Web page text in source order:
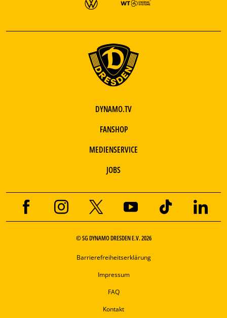
DYNAMO.TV
FANSHOP
MEDIENSERVICE
JOBS
© SG DYNAMO DRESDEN E.V. 2026
Barrierefreiheitserklärung
Impressum
FAQ
Kontakt